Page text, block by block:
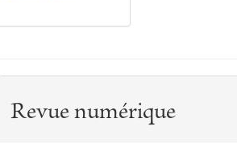
Revue numérique